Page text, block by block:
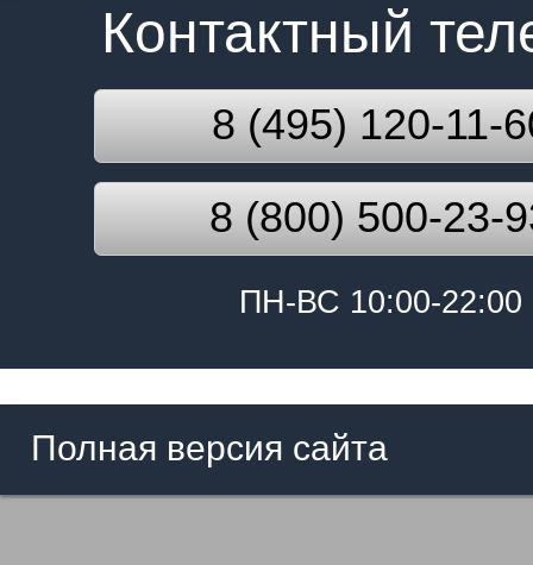
Контактный
8 (495) 120-11-
8 (800) 500-23-
ПН-ВС 10:00-22:00
Полная версия сайта